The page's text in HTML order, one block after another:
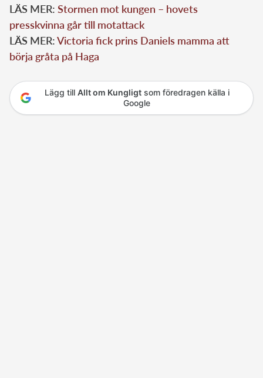
LÄS MER: Stormen mot kungen – hovets
presskvinna går till motattack
LÄS MER:Victoria fick prins Daniels mamma att
börja gråta på Haga
Lägg till Allt om Kungligtsom föredragen källa i
Google